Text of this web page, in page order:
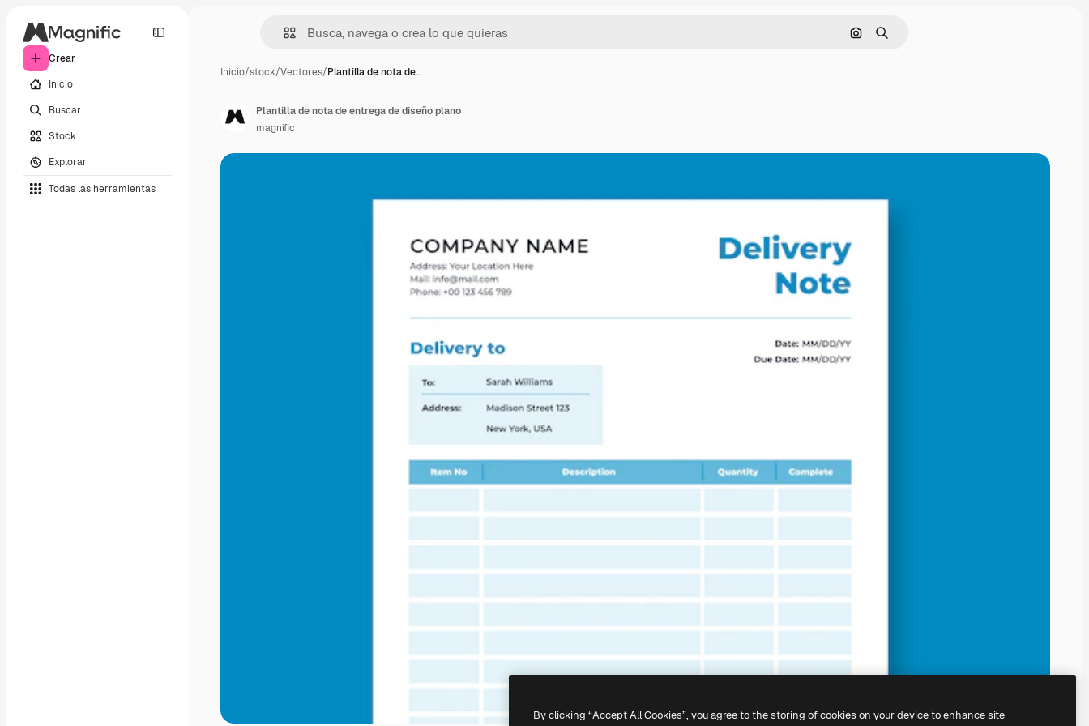
Crear
Inicio
Buscar
Stock
Explorar
Todas las herramientas
Buscar por imagen
Buscar
Inicio/stock/Vectores/Plantilla de nota de…
Plantilla de nota de entrega de diseño plano
magnific
By clicking “Accept All Cookies”, you agree to the storing of cookies on your device to enhance site